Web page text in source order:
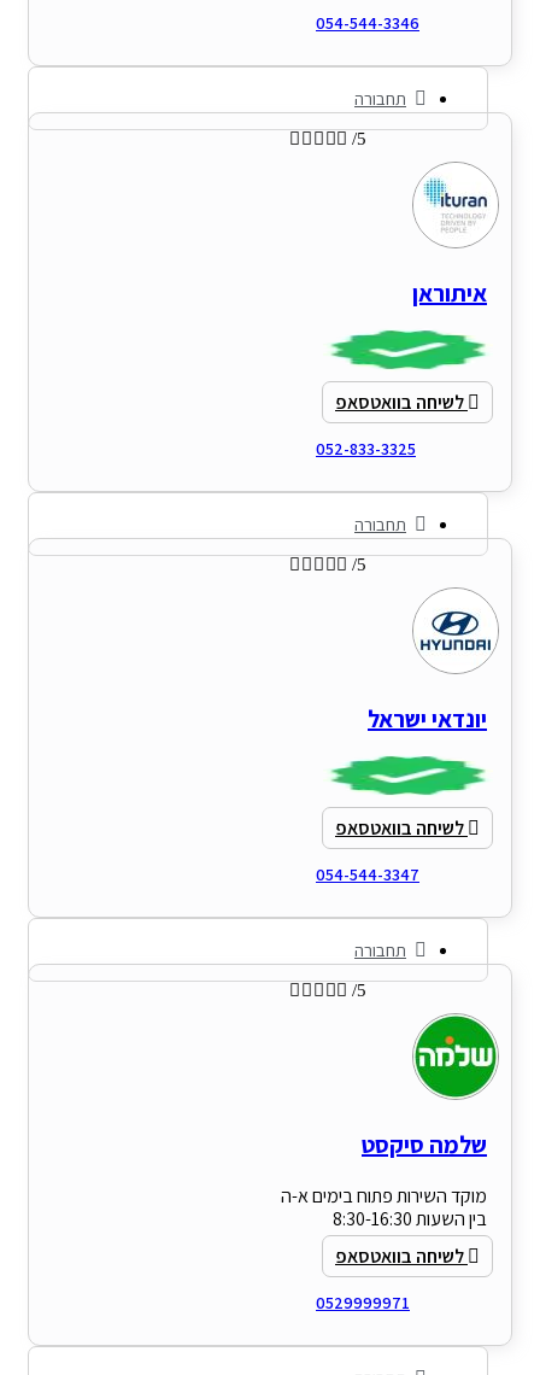
054-544-3346
תחבורה
  
איתוראן
לשיחה בוואטסאפ
052-833-3325
תחבורה
  
יונדאי ישראל
לשיחה בוואטסאפ
054-544-3347
תחבורה
  
שלמה סיקסט
מוקד השירות פתוח בימים א-ה
בין השעות 8:30-16:30
לשיחה בוואטסאפ
0529999971